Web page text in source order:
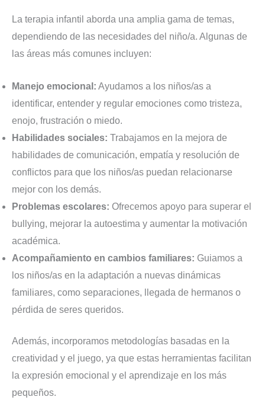
La terapia infantil aborda una amplia gama de temas,
dependiendo de las necesidades del niño/a. Algunas de
las áreas más comunes incluyen:
Manejo emocional: Ayudamos a los niños/as a
identificar, entender y regular emociones como tristeza,
enojo, frustración o miedo.
Habilidades sociales: Trabajamos en la mejora de
habilidades de comunicación, empatía y resolución de
conflictos para que los niños/as puedan relacionarse
mejor con los demás.
Problemas escolares: Ofrecemos apoyo para superar el
bullying, mejorar la autoestima y aumentar la motivación
académica.
Acompañamiento en cambios familiares: Guiamos a
los niños/as en la adaptación a nuevas dinámicas
familiares, como separaciones, llegada de hermanos o
pérdida de seres queridos.
Además, incorporamos metodologías basadas en la
creatividad y el juego, ya que estas herramientas facilitan
la expresión emocional y el aprendizaje en los más
pequeños.